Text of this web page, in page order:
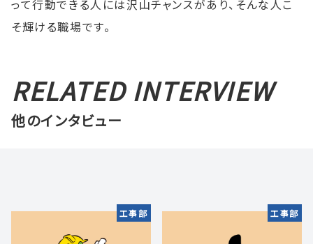
って行動できる人には沢山チャンスがあり、そんな人こ
そ輝ける職場です。
RELATED INTERVIEW
他のインタビュー
工事部 工事部